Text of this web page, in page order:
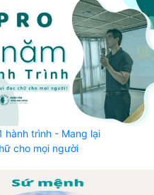
hành trình - Mang lại
cho mọi người